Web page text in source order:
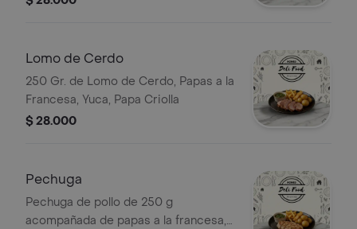
Lomo de Cerdo
250 Gr. de Lomo de Cerdo, Papas a la
Francesa, Yuca, Papa Criolla
$ 28.000
Pechuga
Pechuga de pollo de 250 g
acompañada de papas a la francesa,